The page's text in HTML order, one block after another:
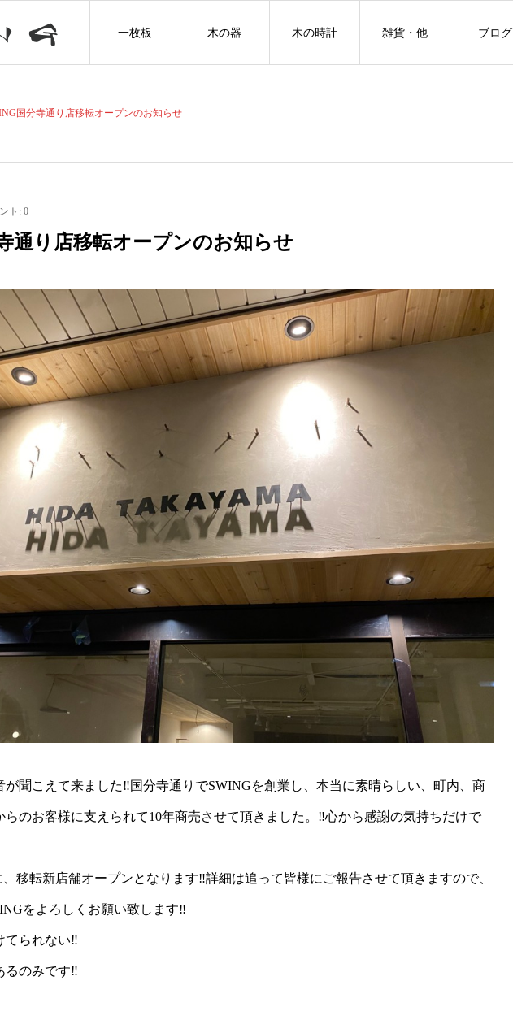
一枚板 木の器 木の時計 雑貨・他 ブログ
国分寺通り店移転オープンのお知らせ
ト: 0
通り店移転オープンのお知らせ
が聞こえて来ました‼️国分寺通りでSWINGを創業し、本当に素晴らしい、町内、商
らのお客様に支えられて10年商売させて頂きました。‼️心から感謝の気持ちだけで
移転新店舗オープンとなります‼️詳細は追って皆様にご報告させて頂きますので、
をよろしくお願い致します‼️
てられない‼️
るのみです‼️